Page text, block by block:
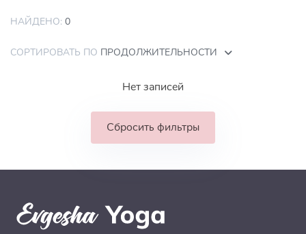
НАЙДЕНО: 0
СОРТИРОВАТЬ ПО ПРОДОЛЖИТЕЛЬНОСТИ
Нет записей
Сбросить фильтры